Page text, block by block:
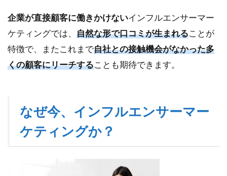
注
点
7
イ
エ
ン
サ
企業が直接顧客に働きかけないインフルエンサーマー
ケティングでは、 自然な形で口コミが生まれることが
特徴で、またこれまで自社との接触機会がなかった多
くの顧客にリーチすることも期待できます。
なぜ今、インフルエンサーマー
ケティングか？